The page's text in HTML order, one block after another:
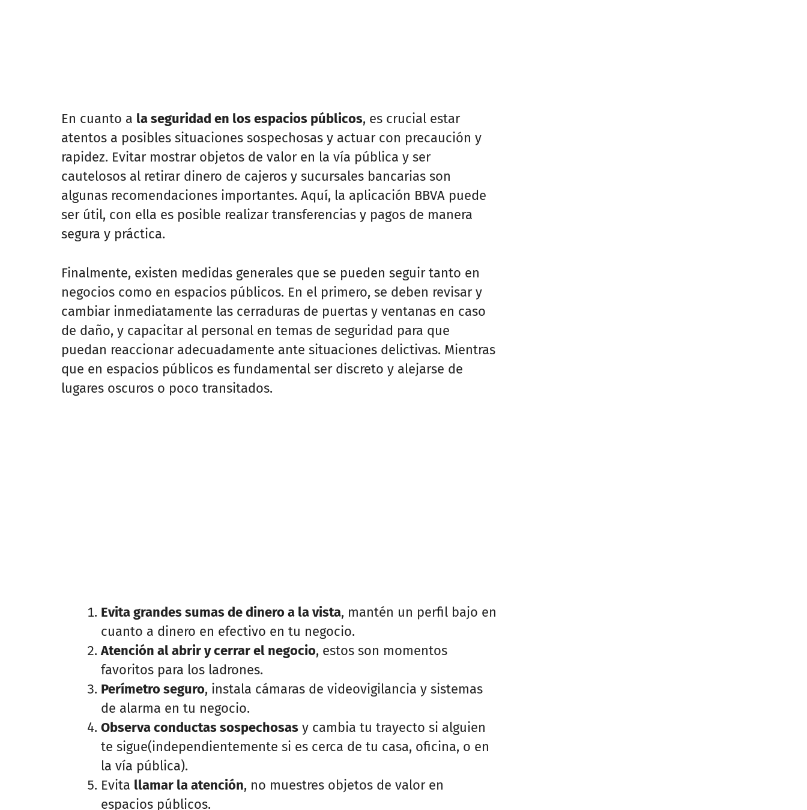
En cuanto a la seguridad en los espacios públicos, es crucial estar
atentos a posibles situaciones sospechosas y actuar con precaución y
rapidez. Evitar mostrar objetos de valor en la vía pública y ser
cautelosos al retirar dinero de cajeros y sucursales bancarias son
algunas recomendaciones importantes. Aquí, la aplicación BBVA puede
ser útil, con ella es posible realizar transferencias y pagos de manera
segura y práctica.
Finalmente, existen medidas generales que se pueden seguir tanto en
negocios como en espacios públicos. En el primero, se deben revisar y
cambiar inmediatamente las cerraduras de puertas y ventanas en caso
de daño, y capacitar al personal en temas de seguridad para que
puedan reaccionar adecuadamente ante situaciones delictivas. Mientras
que en espacios públicos es fundamental ser discreto y alejarse de
lugares oscuros o poco transitados.
Evita grandes sumas de dinero a la vista, mantén un perfil bajo en
cuanto a dinero en efectivo en tu negocio.
Atención al abrir y cerrar el negocio, estos son momentos
favoritos para los ladrones.
Perímetro seguro, instala cámaras de videovigilancia y sistemas
de alarma en tu negocio.
Observa conductas sospechosas y cambia tu trayecto si alguien
te sigue(independientemente si es cerca de tu casa, oficina, o en
la vía pública).
Evita llamar la atención, no muestres objetos de valor en
espacios públicos.